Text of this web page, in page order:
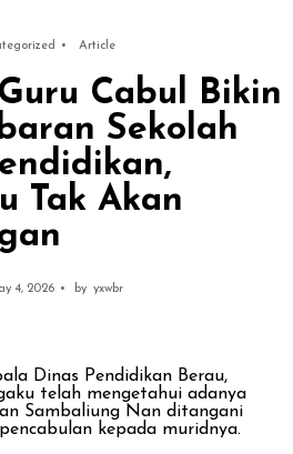
Article
Cabul Bikin
Sekolah
Tak Akan
4, 2026 by yxwbr
Dinas Pendidikan Berau,
telah mengetahui adanya
Sambaliung Nan ditangani
kepada muridnya.